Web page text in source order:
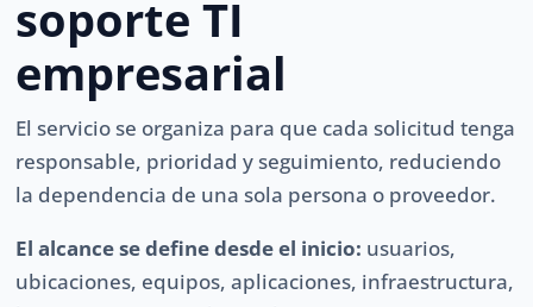
soporte TI
empresarial
El servicio se organiza para que cada solicitud tenga
responsable, prioridad y seguimiento, reduciendo
la dependencia de una sola persona o proveedor.
El alcance se define desde el inicio: usuarios,
ubicaciones, equipos, aplicaciones, infraestructura,